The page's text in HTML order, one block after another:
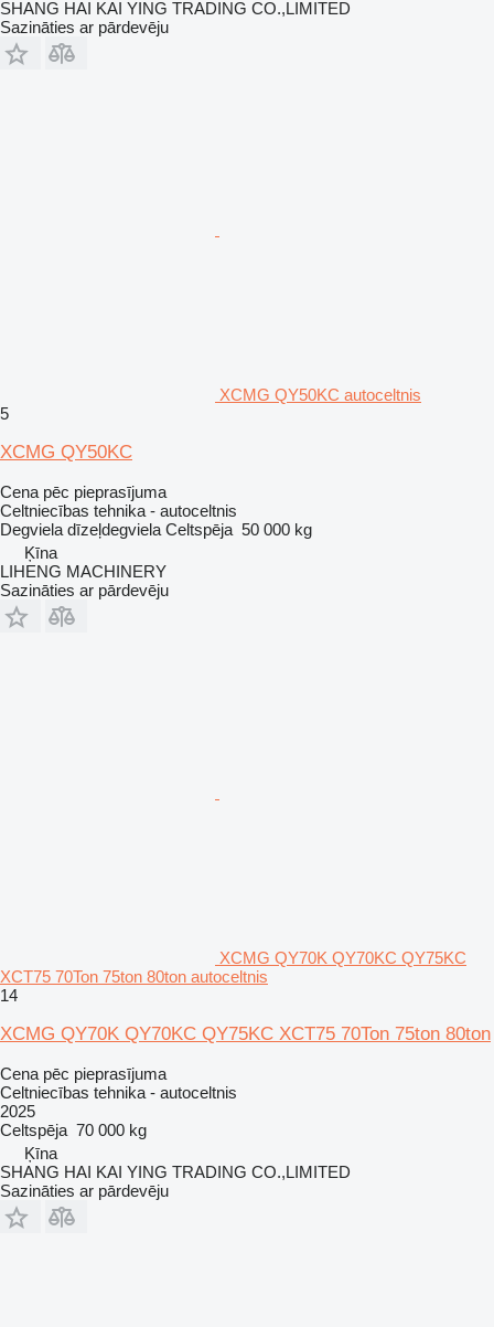
SHANG HAI KAI YING TRADING CO.,LIMITED
Sazināties ar pārdevēju
XCMG QY50KC autoceltnis
5
XCMG QY50KC
Cena pēc pieprasījuma
Celtniecības tehnika - autoceltnis
Degviela dīzeļdegviela Celtspēja 50 000 kg
Ķīna
LIHENG MACHINERY
Sazināties ar pārdevēju
XCMG QY70K QY70KC QY75KC
XCT75 70Ton 75ton 80ton autoceltnis
14
XCMG QY70K QY70KC QY75KC XCT75 70Ton 75ton 80ton
Cena pēc pieprasījuma
Celtniecības tehnika - autoceltnis
2025
Celtspēja 70 000 kg
Ķīna
SHANG HAI KAI YING TRADING CO.,LIMITED
Sazināties ar pārdevēju